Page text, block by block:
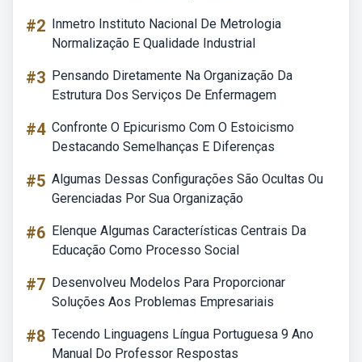
#2 Inmetro Instituto Nacional De Metrologia
Normalização E Qualidade Industrial
#3 Pensando Diretamente Na Organização Da
Estrutura Dos Serviços De Enfermagem
#4 Confronte O Epicurismo Com O Estoicismo
Destacando Semelhanças E Diferenças
#5 Algumas Dessas Configurações São Ocultas Ou
Gerenciadas Por Sua Organização
#6 Elenque Algumas Características Centrais Da
Educação Como Processo Social
#7 Desenvolveu Modelos Para Proporcionar
Soluções Aos Problemas Empresariais
#8 Tecendo Linguagens Língua Portuguesa 9 Ano
Manual Do Professor Respostas